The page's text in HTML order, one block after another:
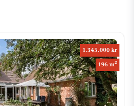
1.345.000 kr
196 m2